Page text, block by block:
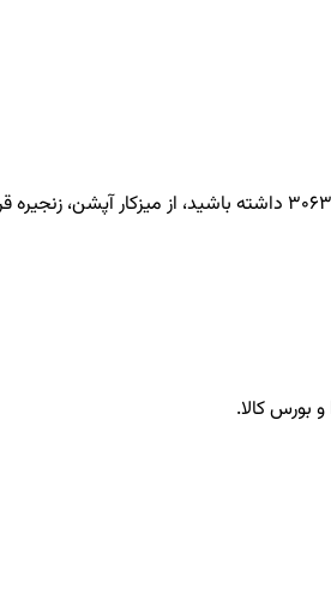
داشته باشید، از میزکار آپشن، زنجیره